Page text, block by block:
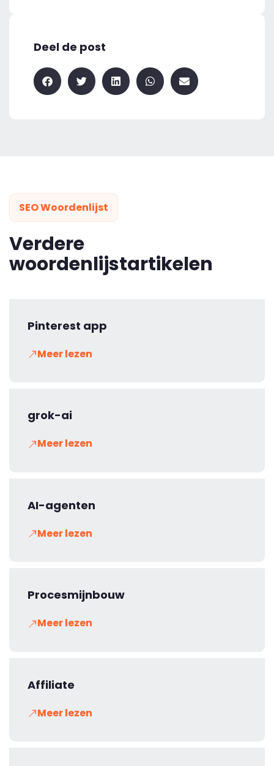
Deel de post
SEO Woordenlijst
Verdere
woordenlijstartikelen
Pinterest app
Meer lezen
grok-ai
Meer lezen
AI-agenten
Meer lezen
Procesmijnbouw
Meer lezen
Affiliate
Meer lezen